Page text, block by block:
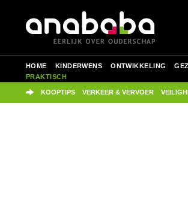
HOME KINDERWENS ONTWIKKELING
PRAKTISCH
KOOPTIPS VERKEER & VERVOER